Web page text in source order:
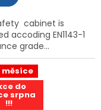
cabinet is
accoding EN1143-1
grade...
měsíce
do
srpna
!!!